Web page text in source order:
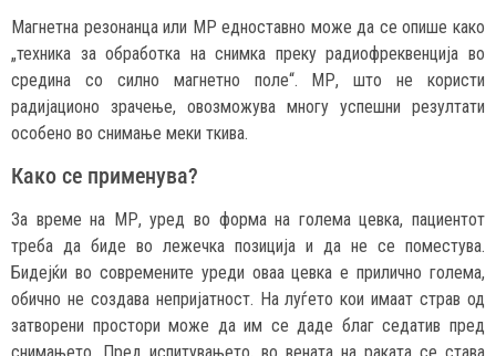
Магнетна резонанца или МР едноставно може да се опише како
„техника за обработка на снимка преку радиофреквенција во
средина со силно магнетно поле“. МР, што не користи
радијационо зрачење, овозможува многу успешни резултати
особено во снимање меки ткива.
Како се применува?
За време на МР, уред во форма на голема цевка, пациентот
треба да биде во лежечка позиција и да не се поместува.
Бидејќи во современите уреди оваа цевка е прилично голема,
обично не создава непријатност. На луѓето кои имаат страв од
затворени простори може да им се даде благ седатив пред